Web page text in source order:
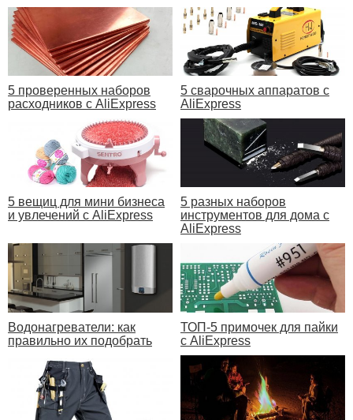
5 проверенных наборов
расходников с AliExpress
5 сварочных аппаратов с
AliExpress
5 вещиц для мини бизнеса
и увлечений с AliExpress
5 разных наборов
инструментов для дома с
AliExpress
Водонагреватели: как
правильно их подобрать
ТОП-5 примочек для пайки
с AliExpress